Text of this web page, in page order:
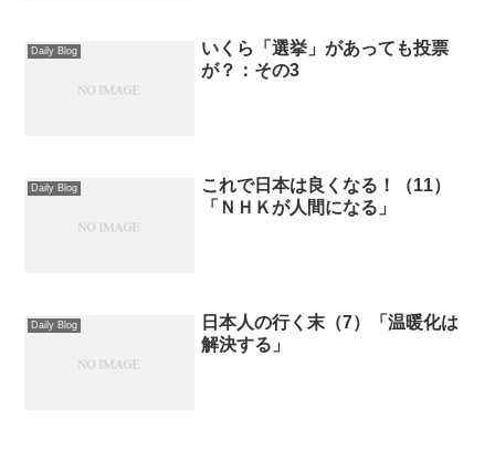
Daily Blog
いくら「選挙」があっても投票
が？：その3
Daily Blog
これで日本は良くなる！（11）
「ＮＨＫが人間になる」
Daily Blog
日本人の行く末（7）「温暖化は
解決する」